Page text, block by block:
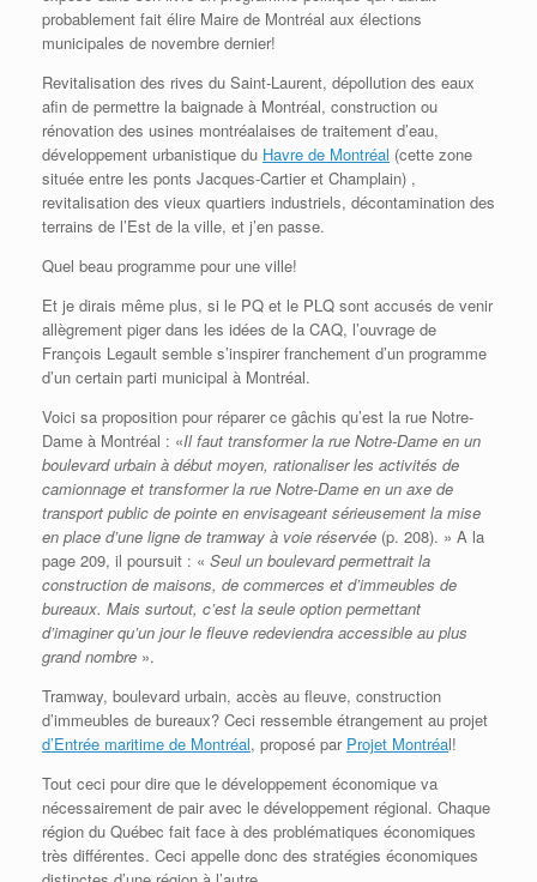
probablement fait élire Maire de Montréal aux élections
municipales de novembre dernier!
Revitalisation des rives du Saint-Laurent, dépollution des eaux
afin de permettre la baignade à Montréal, construction ou
rénovation des usines montréalaises de traitement d’eau,
développement urbanistique du Havre de Montréal (cette zone
située entre les ponts Jacques-Cartier et Champlain) ,
revitalisation des vieux quartiers industriels, décontamination des
terrains de l’Est de la ville, et j’en passe.
Quel beau programme pour une ville!
Et je dirais même plus, si le PQ et le PLQ sont accusés de venir
allègrement piger dans les idées de la CAQ, l’ouvrage de
François Legault semble s’inspirer franchement d’un programme
d’un certain parti municipal à Montréal.
Voici sa proposition pour réparer ce gâchis qu’est la rue Notre-
Dame à Montréal : «Il faut transformer la rue Notre-Dame en un
boulevard urbain à début moyen, rationaliser les activités de
camionnage et transformer la rue Notre-Dame en un axe de
transport public de pointe en envisageant sérieusement la mise
en place d’une ligne de tramway à voie réservée (p. 208). » A la
page 209, il poursuit : « Seul un boulevard permettrait la
construction de maisons, de commerces et d’immeubles de
bureaux. Mais surtout, c’est la seule option permettant
d’imaginer qu’un jour le fleuve redeviendra accessible au plus
grand nombre ».
Tramway, boulevard urbain, accès au fleuve, construction
d’immeubles de bureaux? Ceci ressemble étrangement au projet
d’Entrée maritime de Montréal, proposé par Projet Montréal!
Tout ceci pour dire que le développement économique va
nécessairement de pair avec le développement régional. Chaque
région du Québec fait face à des problématiques économiques
très différentes. Ceci appelle donc des stratégies économiques